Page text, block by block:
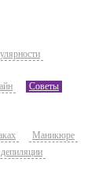
Советы
Маникюре